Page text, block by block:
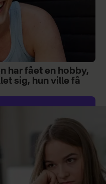
har fået en hobby,
sig, hun ville få